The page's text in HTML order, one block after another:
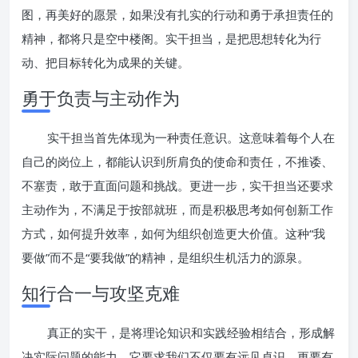
图，再美好的愿景，如果没有扎实的行动和勇于承担责任的
精神，都将只是空中楼阁。实干担当，是把思想转化为行
动、把目标转化为成果的关键。
勇于负责与主动作为
实干担当首先体现为一种责任意识。这意味着每个人在
自己的岗位上，都能认识到所肩负的使命和责任，不推诿、
不塞责，敢于直面问题和挑战。更进一步，实干担当还要求
主动作为，不满足于按部就班，而是积极思考如何创新工作
方式，如何提升效率，如何为组织创造更大价值。这种“我
要做”而不是“要我做”的精神，是组织生机活力的源泉。
知行合一与攻坚克难
真正的实干，是将理论知识和实践经验相结合，形成解